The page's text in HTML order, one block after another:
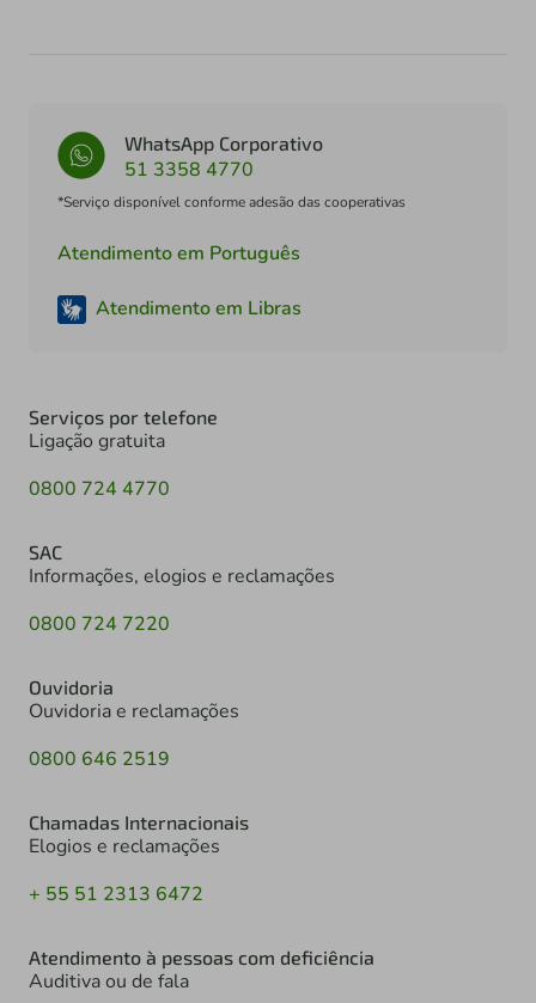
WhatsApp Corporativo
51 3358 4770
*Serviço disponível conforme adesão das cooperativas
Atendimento em Português
Atendimento em Libras
Serviços por telefone
Ligação gratuita
0800 724 4770
SAC
Informações, elogios e reclamações
0800 724 7220
Ouvidoria
Ouvidoria e reclamações
0800 646 2519
Chamadas Internacionais
Elogios e reclamações
+ 55 51 2313 6472
Atendimento à pessoas com deficiência
Auditiva ou de fala